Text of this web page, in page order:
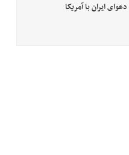
ایران با آمریکا